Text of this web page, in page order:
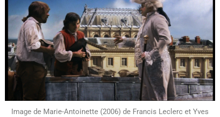
Image de Marie-Antoinette (2006) de Francis Leclerc et Yves